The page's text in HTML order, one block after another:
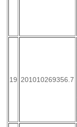
19 201010269356.7